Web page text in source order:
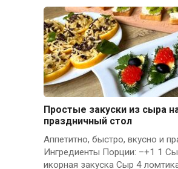
Простые закуски из сыра
праздничный стол
Аппетитно, быстро, вкусно и
Ингредиенты Порции: –+1 1
икорная закуска Сыр 4